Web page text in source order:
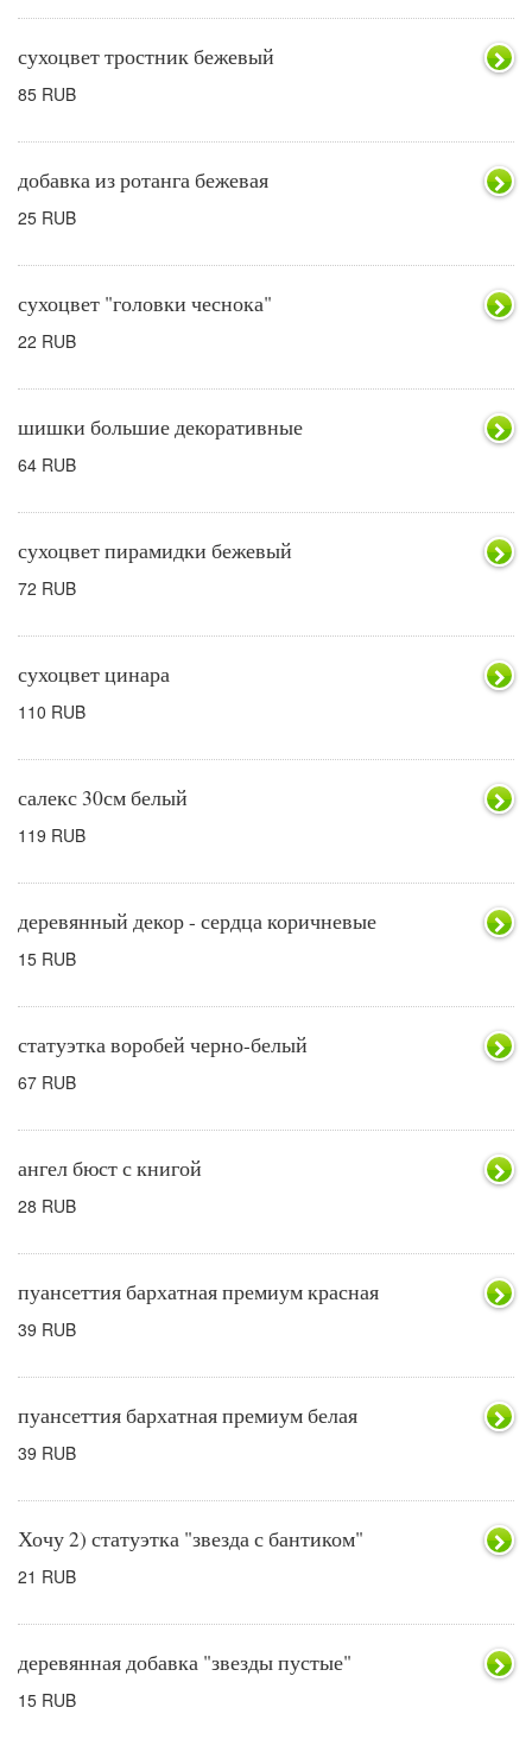
сухоцвет тростник бежевый
85 RUB
добавка из ротанга бежевая
25 RUB
сухоцвет "головки чеснока"
22 RUB
шишки большие декоративные
64 RUB
сухоцвет пирамидки бежевый
72 RUB
сухоцвет цинара
110 RUB
салекс 30см белый
119 RUB
деревянный декор - сердца коричневые
15 RUB
статуэтка воробей черно-белый
67 RUB
ангел бюст с книгой
28 RUB
пуансеттия бархатная премиум красная
39 RUB
пуансеттия бархатная премиум белая
39 RUB
Хочу 2) статуэтка "звезда с бантиком"
21 RUB
деревянная добавка "звезды пустые"
15 RUB